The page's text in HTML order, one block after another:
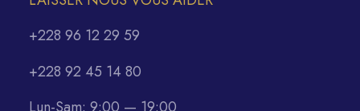
+228 96 12 29 59
+228 92 45 14 80